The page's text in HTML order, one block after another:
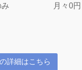
月々0円
詳細はこちら